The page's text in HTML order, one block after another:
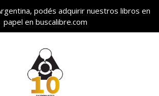
podés adquirir nuestros libros en
papel en buscalibre.com